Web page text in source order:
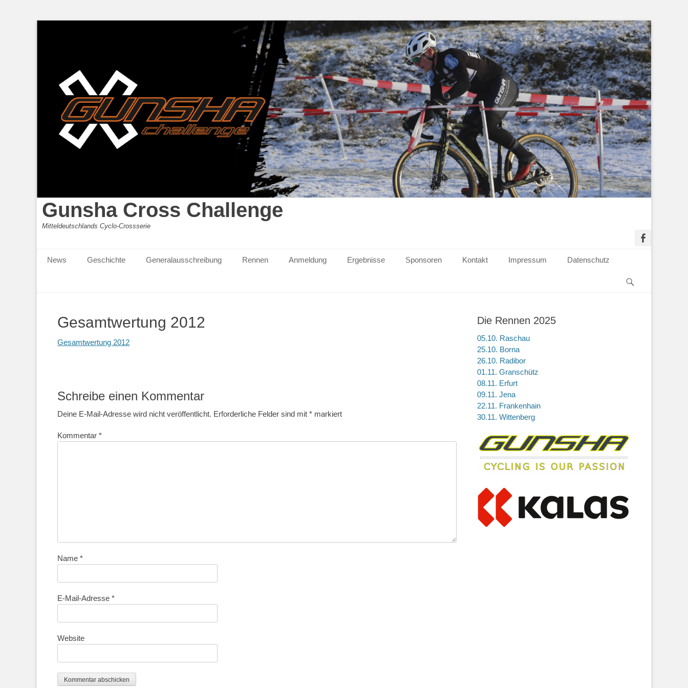
Gunsha Cross Challenge
Mitteldeutschlands Cyclo-Crossserie
Primärmenu
News Geschichte Generalausschreibung Rennen Anmeldung Ergebnisse Sponsoren Kontakt Impressum Datenschutz
Gesamtwertung 2012
Gesamtwertung 2012
Schreibe einen Kommentar
Deine E-Mail-Adresse wird nicht veröffentlicht. Erforderliche Felder sind mit * markiert
Kommentar *
Name *
E-Mail-Adresse *
Website
Die Rennen 2025
05.10. Raschau
25.10. Borna
26.10. Radibor
01.11. Granschütz
08.11. Erfurt
09.11. Jena
22.11. Frankenhain
30.11. Wittenberg